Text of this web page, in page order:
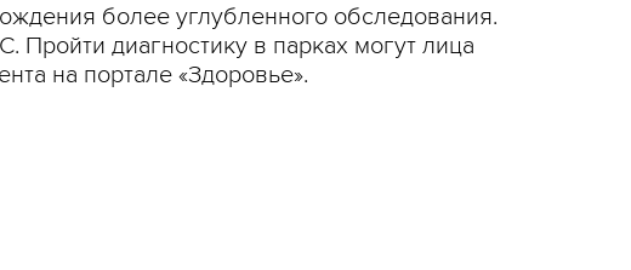
более углубленного обследования.
диагностику в парках могут лица
на портале «Здоровье».